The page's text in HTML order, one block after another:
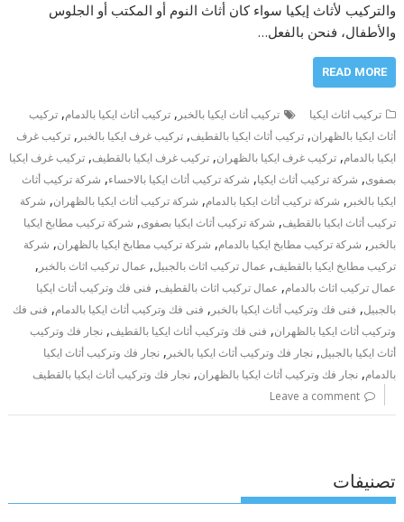
والتركيب لأثاث إيكيا سواء كان أثاث النوم أو المكتب أو الجلوس
والأطفال، فنحن بالفعل…
READ MORE
تركيب اثاث ايكيا تركيب أثاث ايكيا بالخبر ,تركيب أثاث ايكيا بالدمام,تركيب
أثاث ايكيا بالظهران,تركيب أثاث ايكيا بالقطيف,تركيب غرف ايكيا بالخبر ,تركيب غرف
ايكيا بالدمام,تركيب غرف ايكيا بالظهران,تركيب غرف ايكيا بالقطيف,تركيب غرف ايكيا
بصفوى, شركة تركيب أثاث ايكيا, شركة تركيب أثاث ايكيا بالاحساء, شركة تركيب أثاث
ايكيا بالخبر , شركة تركيب أثاث ايكيا بالدمام, شركة تركيب أثاث ايكيا بالظهران, شركة
تركيب أثاث ايكيا بالقطيف, شركة تركيب أثاث ايكيا بصفوى, شركة تركيب مطابخ ايكيا
بالخبر , شركة تركيب مطابخ ايكيا بالدمام, شركة تركيب مطابخ ايكيا بالظهران, شركة
تركيب مطابخ ايكيا بالقطيف, عمال تركيب اثاث بالجبيل, عمال تركيب اثاث بالخبر ,
عمال تركيب اثاث بالدمام, عمال تركيب اثاث بالقطيف, فنى فك وتركيب أثاث ايكيا
بالجبيل, فنى فك وتركيب أثاث ايكيا بالخبر , فنى فك وتركيب أثاث ايكيا بالدمام, فنى فك
وتركيب أثاث ايكيا بالظهران, فنى فك وتركيب أثاث ايكيا بالقطيف,نجار فك وتركيب
أثاث ايكيا بالجبيل,نجار فك وتركيب أثاث ايكيا بالخبر ,نجار فك وتركيب أثاث ايكيا
بالدمام,نجار فك وتركيب أثاث ايكيا بالظهران,نجار فك وتركيب أثاث ايكيا بالقطيف
Leave a comment
تصنيفات